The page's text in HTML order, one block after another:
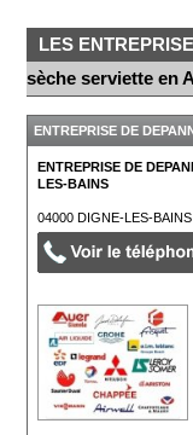
LES
sèche serviette en
ENTREPRISE DE
ENTREPRISE DE
LES-BAINS
04000DIGNE-LES-BAINS